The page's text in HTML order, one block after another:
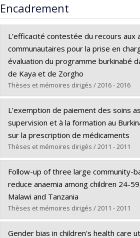
Encadrement
L’efficacité contestée du recours aux
communautaires pour la prise en
évaluation du programme burkinabé
de Kaya et de Zorgho
Thèses et mémoires dirigés / 2016 - 2016
Diplômé(e) :Druetz, Thomas
Cycle :Doctorat
Diplôme obtenu :Ph. D.
Lien vers le document dans Papyrus
L’exemption de paiement des soins
supervision et à la formation au
sur la prescription de médicaments
Thèses et mémoires dirigés / 2011 - 2011
Diplômé(e) :Atchessi, Nicole
Cycle : Maîtrise
Diplôme obtenu :M. Sc.
Lien vers le document dans Papyrus
Follow-up of three large community-
reduce anaemia among children 24-
Malawi and Tanzania
Thèses et mémoires dirigés / 2011 - 2011
Diplômé(e) :Warkentin, Kendra
Gender bias in children's health care